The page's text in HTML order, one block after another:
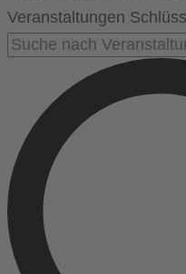
Veranstaltungen